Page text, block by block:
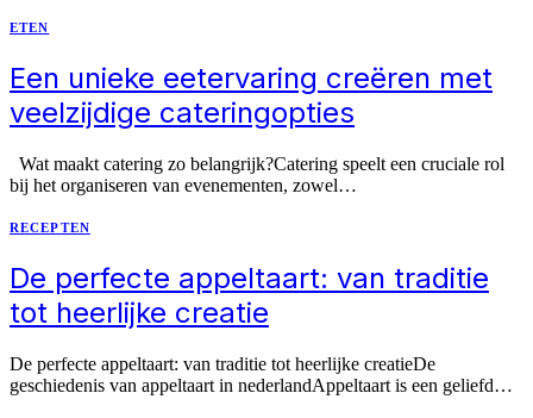
ETEN
Een unieke eetervaring creëren met
veelzijdige cateringopties
Wat maakt catering zo belangrijk?Catering speelt een cruciale rol
bij het organiseren van evenementen, zowel…
RECEPTEN
De perfecte appeltaart: van traditie
tot heerlijke creatie
De perfecte appeltaart: van traditie tot heerlijke creatieDe
geschiedenis van appeltaart in nederlandAppeltaart is een geliefd…